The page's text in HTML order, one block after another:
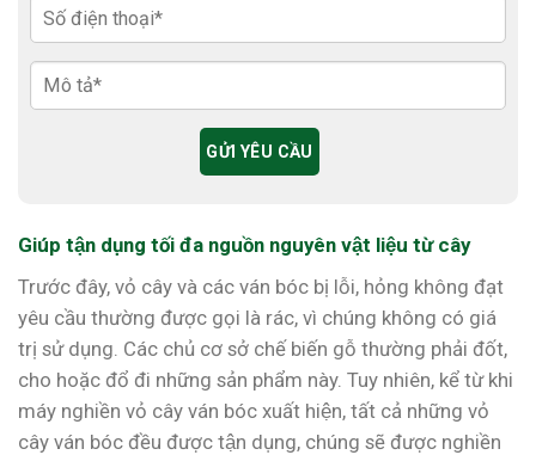
Giúp tận dụng tối đa nguồn nguyên vật liệu từ cây
Trước đây, vỏ cây và các ván bóc bị lỗi, hỏng không đạt
yêu cầu thường được gọi là rác, vì chúng không có giá
trị sử dụng. Các chủ cơ sở chế biến gỗ thường phải đốt,
cho hoặc đổ đi những sản phẩm này. Tuy nhiên, kể từ khi
máy nghiền vỏ cây ván bóc xuất hiện, tất cả những vỏ
cây ván bóc đều được tận dụng, chúng sẽ được nghiền